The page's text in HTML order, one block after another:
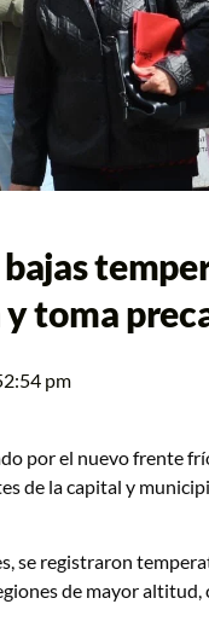
toma
2:54 pm
por el nuevo frente
de la capital y
se registraron
de mayor